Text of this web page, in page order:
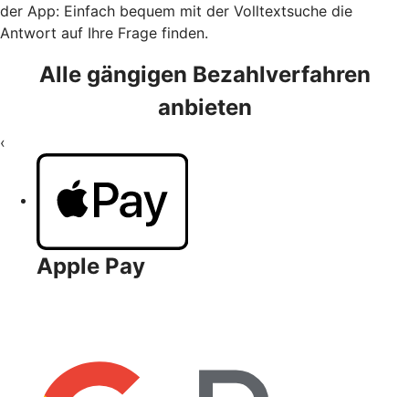
der App: Einfach bequem mit der Volltextsuche die
Antwort auf Ihre Frage finden.
Alle gängigen Bezahlverfahren
anbieten
‹
Apple Pay